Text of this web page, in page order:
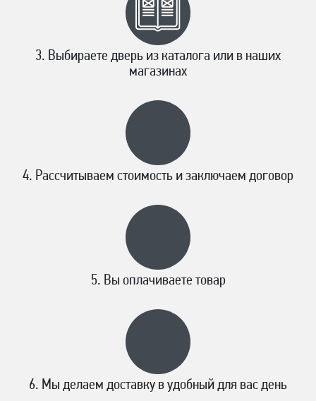
Выбираете дверь из каталога или в наших
магазинах
Рассчитываем стоимость и заключаем договор
Вы оплачиваете товар
Мы делаем доставку в удобный для вас день